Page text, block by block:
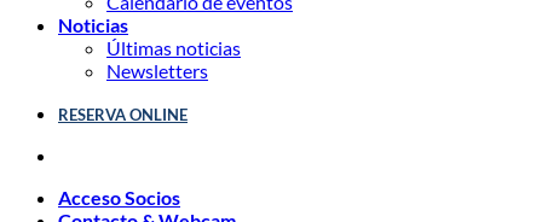
Noticias
Últimas noticias
Newsletters
RESERVA ONLINE
Acceso Socios